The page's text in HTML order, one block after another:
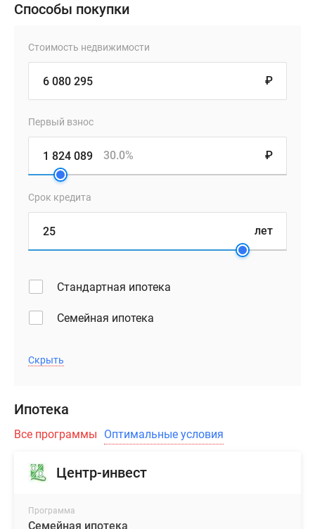
Способы покупки
Стоимость недвижимости
₽
Первый взнос
₽
30.0%
Срок кредита
лет
Стандартная ипотека
Семейная ипотека
Скрыть
Ипотека
Все программы Оптимальные условия
Центр-инвест
Программа
Семейная ипотека